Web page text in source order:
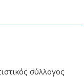
σύλλογος